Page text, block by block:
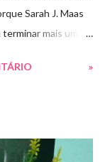
Sarah J. Maas
mais um
Aelin fizeram e,
»